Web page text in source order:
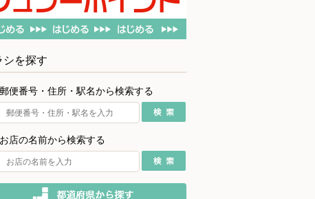
シを探す
郵便番号・住所・駅名から検索する
お店の名前から検索する